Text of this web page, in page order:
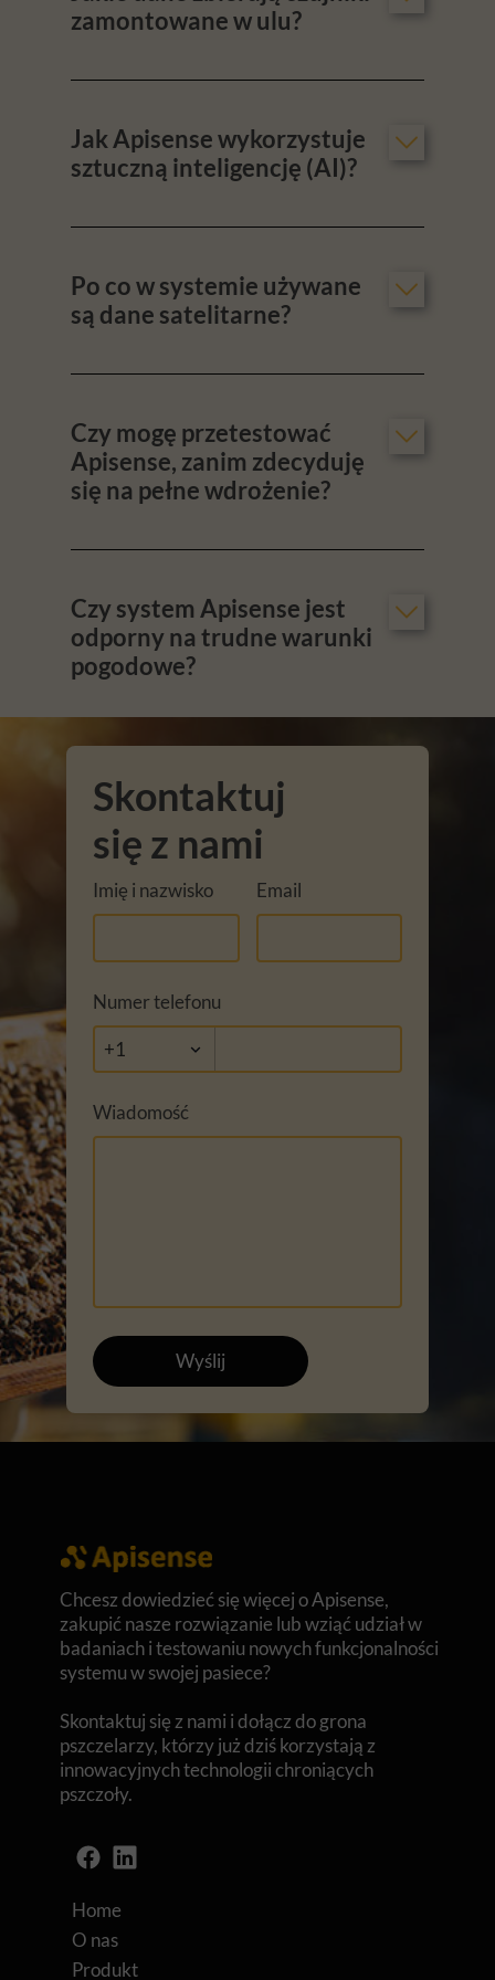
Skontaktuj
się z nami
Imię i nazwisko Email
Numer telefonu
Wiadomość
Wyślij
Czy system Apisense jest
odporny na trudne warunki
pogodowe?
Czy mogę przetestować
Apisense, zanim zdecyduję
się na pełne wdrożenie?
Po co w systemie używane
są dane satelitarne?
Jak Apisense wykorzystuje
sztuczną inteligencję (AI)?
zamontowane w ulu?
Chcesz dowiedzieć się więcej o Apisense,
zakupić nasze rozwiązanie lub wziąć udział w
badaniach i testowaniu nowych funkcjonalności
systemu w swojej pasiece?
Skontaktuj się z nami i dołącz do grona
pszczelarzy, którzy już dziś korzystają z
innowacyjnych technologii chroniących
pszczoły.
Home
O nas
Produkt